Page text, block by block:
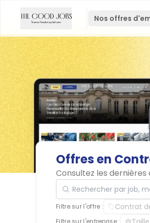
Nos offres
Offres en
Consultez les
Rechercher par job,
Filtre sur l'offre : Contrat
Filtre sur l'entreprise :